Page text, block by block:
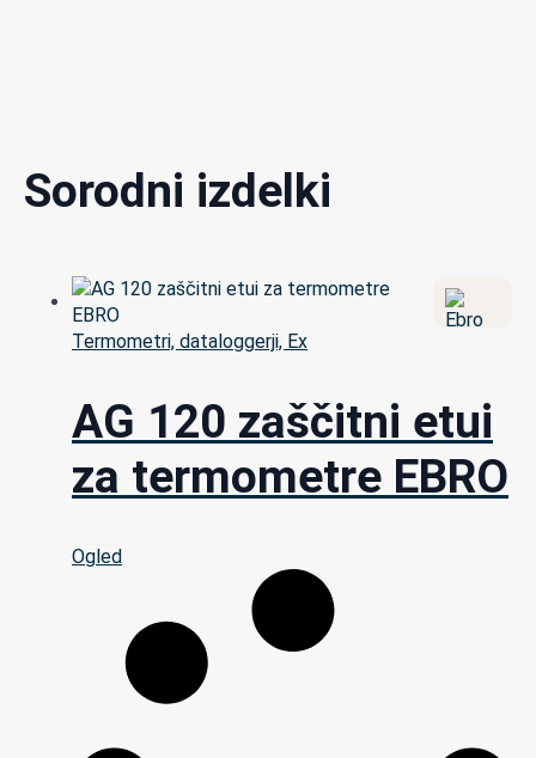
Sorodni izdelki
Termometri, dataloggerji, Ex
AG 120 zaščitni etui
za termometre EBRO
Ogled